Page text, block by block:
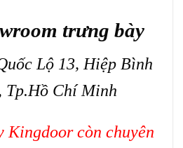
trưng bày
Lộ 13, Hiệp Bình
Tp.Hồ Chí Minh
Kingdoor còn chuyên